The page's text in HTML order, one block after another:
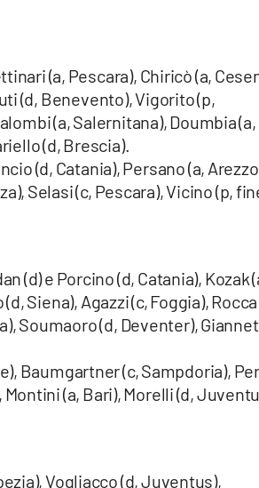
(a, Pescara), Chiricò (a,
(d, Benevento), Vigorito (p,
(a, Salernitana), Doumbia (a,
(d, Brescia).
(d, Catania), Persano (a,
Selasi (c, Pescara), Vicino (p,
(d) e Porcino (d, Catania), Kozak
Siena), Agazzi (c, Foggia), Rocca
Soumaoro (d, Deventer),
Baumgartner (c, Sampdoria),
(a, Bari), Morelli (d,
Vogliacco (d, Juventus),